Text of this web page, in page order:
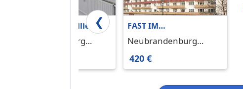
❮
Perfekt für Familien
Neubrandenburg
FAST IM
STADTZENTRUM UND
BALKON
Neubrandenburg
17033
420 €